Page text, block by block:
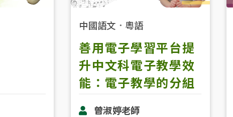
中國語文 ． 粵語
善用電子學習平台提
升中文科電子教學效
能：電子教學的分組
曾淑婷老師